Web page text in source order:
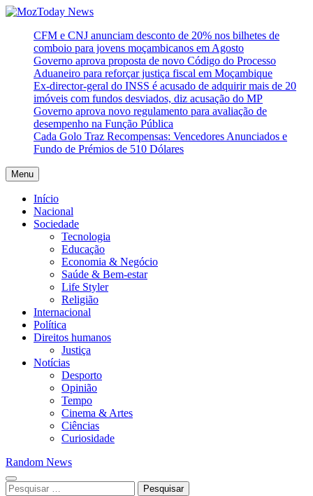
Skip
content
MozToday News
Onde a gente lê.
CFM e CNJ anunciam desconto de 20% nos bilhetes de
comboio para jovens moçambicanos em Agosto
Governo aprova proposta de novo Código do Processo
Aduaneiro para reforçar justiça fiscal em Moçambique
Ex-director-geral do INSS é acusado de adquirir mais de 20
imóveis com fundos desviados, diz acusação do MP
Governo aprova novo regulamento para avaliação de
desempenho na Função Pública
Cada Golo Traz Recompensas: Vencedores Anunciados e
Fundo de Prémios de 510 Dólares
Menu
Início
Nacional
Sociedade
Tecnologia
Educação
Economia & Negócio
Saúde & Bem-estar
Life Styler
Religião
Internacional
Política
Direitos humanos
Justiça
Notícias
Desporto
Opinião
Tempo
Cinema & Artes
Ciências
Curiosidade
Random News
Pesquisar